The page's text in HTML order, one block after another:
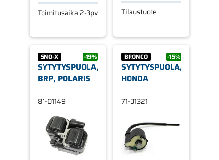
Toimitusaika 2-3pv Tilaustuote
SNO-X -19%
SYTYTYSPUOLA,
BRP, POLARIS
81-01149
BRONCO -15%
SYTYTYSPUOLA,
HONDA
71-01321